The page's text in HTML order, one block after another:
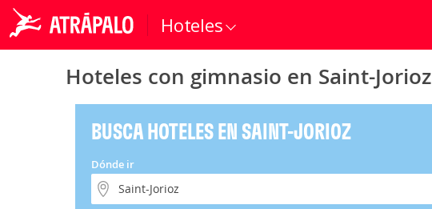
Hoteles
Hoteles con gimnasio en Saint-Jorioz
BUSCA HOTELES EN SAINT-JORIOZ
Dónde ir